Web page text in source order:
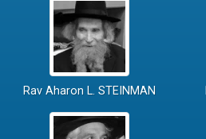
Rav Aharon L. STEINMAN